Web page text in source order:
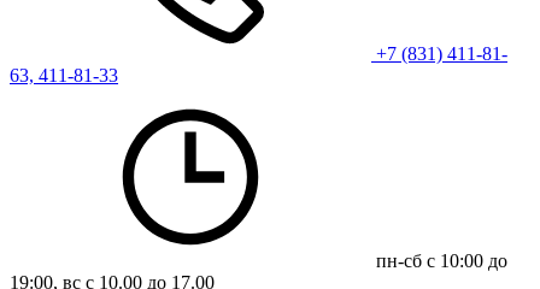
+7 (831) 411-81-
63, 411-81-33
пн-сб с 10:00 до
19:00, вс с 10.00 до 17.00